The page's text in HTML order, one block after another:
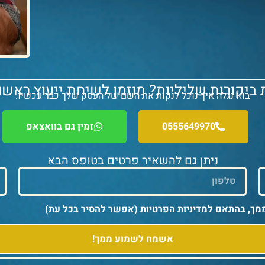
ביקורות שליליות? מוזמן לשיחת ייעוץ
בוא נגלה איך נוכל לנקות את השם של העסק שלך כבר עכשיו.
0555649970 זמין גם בוואצאפ
ניתן גם להשאיר פרטים בטופס הבא
בהתאם למדיניות הפרטיות (אפשר להסיר בכל עת)
אשמח לשמוע ממך!